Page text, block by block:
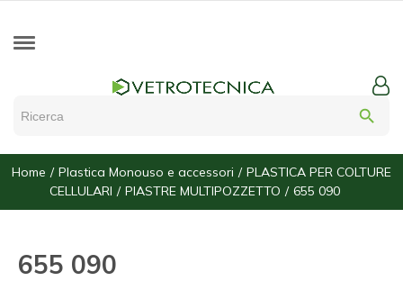
search
Home Plastica Monouso e accessori
PLASTICA PER COLTURE
CELLULARI
PIASTRE MULTIPOZZETTO 655 090
655 090